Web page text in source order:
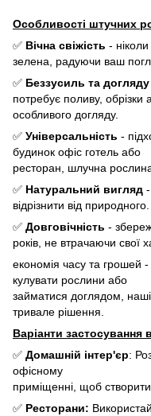
Особливості штучних
✅ Вічна свіжість -
зелена, радуючи ваш
✅ Беззусиль та догляду
потребує поливу, обрізки
особливого догляду.
✅ Універсальність -
будинок офіс готель або
ресторан, шлучна
✅ Натуральний вигляд
відрізнити від природного.
✅ Довговічність -
років, не втрачаючи свої
економія часу та грошей
кулувати рослини або
займатися доглядом,
тривале рішення.
Варіанти застосування
✅ Домашній інтер'єр:
офісному
приміщенні, щоб
✅ Ресторани: